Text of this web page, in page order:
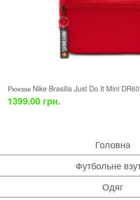
Рюкзак Nike Brasilia Just Do It Mini
1399.00 грн.
Головна
Футбольне
Одяг